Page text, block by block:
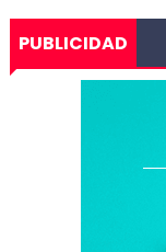
PUBLICIDAD